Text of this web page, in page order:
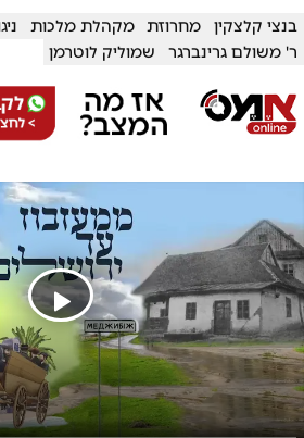
בנצי קלצקין מחרוזת מקהלת מלכות
ר' משולם גרינברגר
שמוליק לוטרמן